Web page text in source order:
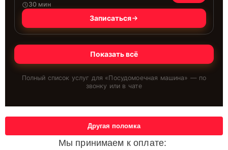
30 мин
Записаться
Показать всё
Полный список услуг для «Посудомоечная машина» — по
звонку или в чате
Мы принимаем к оплате:
Другая поломка